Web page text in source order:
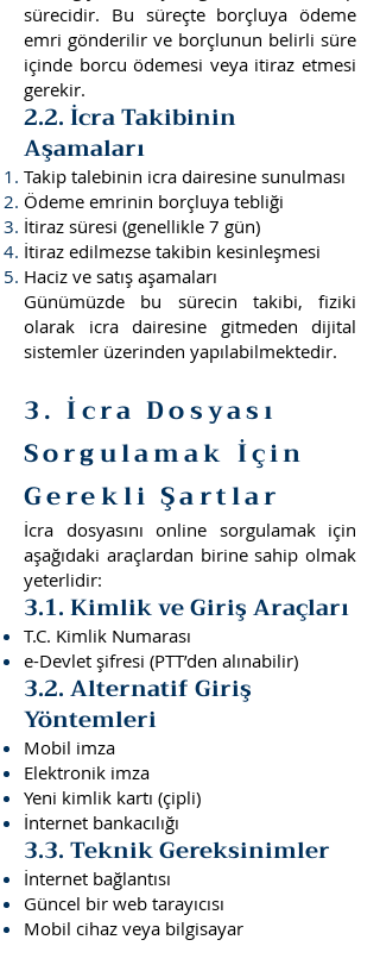
sürecidir. Bu süreçte borçluya ödeme
emri gönderilir ve borçlunun belirli süre
içinde borcu ödemesi veya itiraz etmesi
gerekir.
2.2. İcra Takibinin
Aşamaları
Takip talebinin icra dairesine sunulması
Ödeme emrinin borçluya tebliği
İtiraz süresi (genellikle 7 gün)
İtiraz edilmezse takibin kesinleşmesi
Haciz ve satış aşamaları
Günümüzde bu sürecin takibi, fiziki
olarak icra dairesine gitmeden dijital
sistemler üzerinden yapılabilmektedir.
3. İcra Dosyası
Sorgulamak İçin
Gerekli Şartlar
İcra dosyasını online sorgulamak için
aşağıdaki araçlardan birine sahip olmak
yeterlidir:
3.1. Kimlik ve Giriş Araçları
T.C. Kimlik Numarası
e-Devlet şifresi (PTT’den alınabilir)
3.2. Alternatif Giriş
Yöntemleri
Mobil imza
Elektronik imza
Yeni kimlik kartı (çipli)
İnternet bankacılığı
3.3. Teknik Gereksinimler
İnternet bağlantısı
Güncel bir web tarayıcısı
Mobil cihaz veya bilgisayar